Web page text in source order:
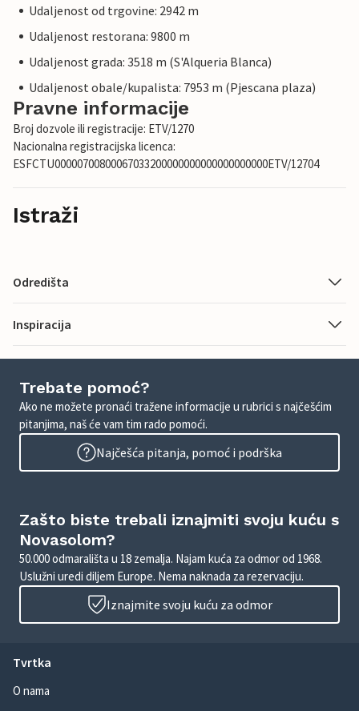
Udaljenost od trgovine: 2942 m
Udaljenost restorana: 9800 m
Udaljenost grada: 3518 m (S'Alqueria Blanca)
Udaljenost obale/kupalista: 7953 m (Pjescana plaza)
Pravne informacije
Broj dozvole ili registracije: ETV/1270
Nacionalna registracijska licenca:
ESFCTU00000700800067033200000000000000000000ETV/12704
Istraži
Odredišta
Inspiracija
Trebate pomoć?
Ako ne možete pronaći tražene informacije u rubrici s najčešćim
pitanjima, naš će vam tim rado pomoći.
Najčešća pitanja, pomoć i podrška
Zašto biste trebali iznajmiti svoju kuću s
Novasolom?
50.000 odmarališta u 18 zemalja. Najam kuća za odmor od 1968.
Uslužni uredi diljem Europe. Nema naknada za rezervaciju.
Iznajmite svoju kuću za odmor
Tvrtka
O nama